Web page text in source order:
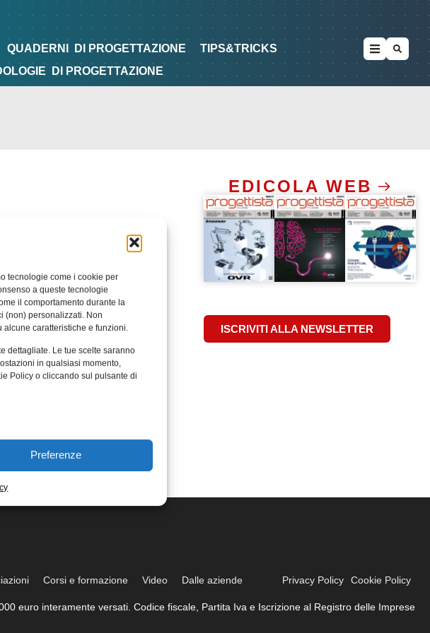
tecnologie come i cookie per
a queste tecnologie
il comportamento durante la
(non) personalizzati. Non
caratteristiche e funzioni.
dettagliate. Le tue scelte saranno
in qualsiasi momento,
Policy o cliccando sul pulsante di
Preferenze
TIPS&TRICKS METODOLOGIE DI PROGETTAZIONE
QUADERNI DI PROGETTAZIONE
TIPS&TRICKS
DI PROGETTAZIONE
EDICOLA WEB
ISCRIVITI ALLA NEWSLETTER
Corsi e formazione Video Dalle aziende Privacy Policy Cookie Policy
euro interamente versati. Codice fiscale, Partita Iva e Iscrizione al Registro delle Imprese